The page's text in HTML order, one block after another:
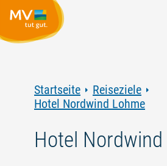
Startseite
Reiseziele
Hotel Nordwind Lohme
Hotel